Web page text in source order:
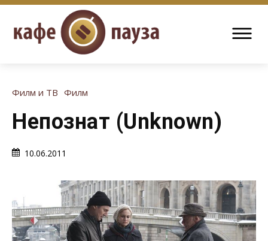
Филм и ТВ Филм
Непознат (Unknown)
10.06.2011